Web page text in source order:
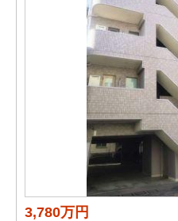
3,780万円